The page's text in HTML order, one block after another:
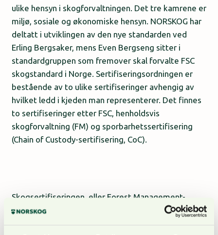
ulike hensyn i skogforvaltningen. Det tre kamrene er
miljø, sosiale og økonomiske hensyn. NORSKOG har
deltatt i utviklingen av den nye standarden ved
Erling Bergsaker, mens Even Bergseng sitter i
standardgruppen som fremover skal forvalte FSC
skogstandard i Norge. Sertifiseringsordningen er
bestående av to ulike sertifiseringer avhengig av
hvilket ledd i kjeden man representerer. Det finnes
to sertifiseringer etter FSC, henholdsvis
skogforvaltning (FM) og sporbarhetssertifisering
(Chain of Custody-sertifisering, CoC).
Skogsertifiseringen, eller Forest Management-
sertifiseringen (FM) gis til skogeiere som oppfyller
FSCs sine prinsipper og krav. Den norske standarden